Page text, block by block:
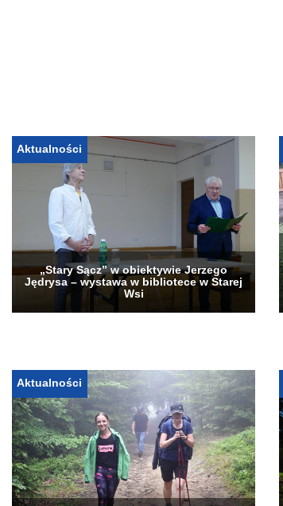
Aktualności
„Stary Sącz” w obiektywie Jerzego
Jędrysa – wystawa w bibliotece w Starej
Wsi
Aktualności